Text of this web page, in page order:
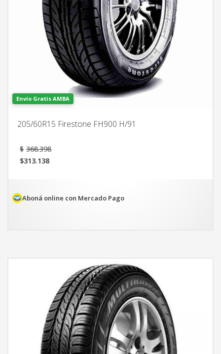
Envío Gratis AMBA
205/60R15 Firestone FH900 H/91
$ 368.398
$313.138
es:
$313.138.
Aboná online con Mercado Pago